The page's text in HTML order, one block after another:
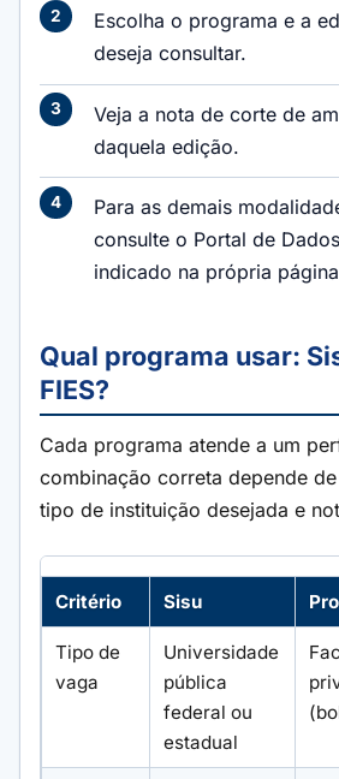
Escolha o programa e a
deseja consultar.
Veja a nota de corte de
daquela edição.
Para as demais
consulte o Portal de
indicado na própria
Qual programa usar:
FIES?
Cada programa atende a um
combinação correta depende
tipo de instituição desejada e
Critério Sisu
Tipo de
vaga
Universidade
pública
federal ou
estadual